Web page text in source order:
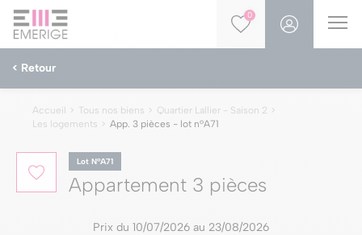
0
< Retour
Accueil Tous nos biens
Quartier Lallier - Saison 2
Les logements
App. 3 pièces - lot nºA71
Appartement 3 pièces
Lot NºA71
Prix du 10/07/2026 au 23/08/2026